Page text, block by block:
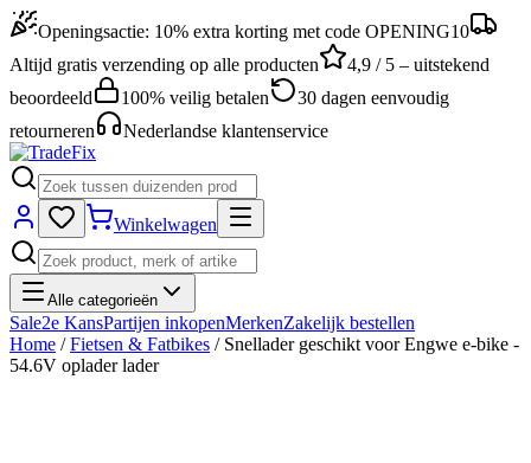
Openingsactie: 10% extra korting met code OPENING10
Altijd gratis verzending op alle producten
4,9 / 5 – uitstekend
beoordeeld
100% veilig betalen
30 dagen eenvoudig
retourneren
Nederlandse klantenservice
Winkelwagen
Alle categorieën
Sale2e KansPartijen inkopenMerkenZakelijk bestellen
Home / Fietsen & Fatbikes / Snellader geschikt voor Engwe e-bike -
54.6V oplader lader